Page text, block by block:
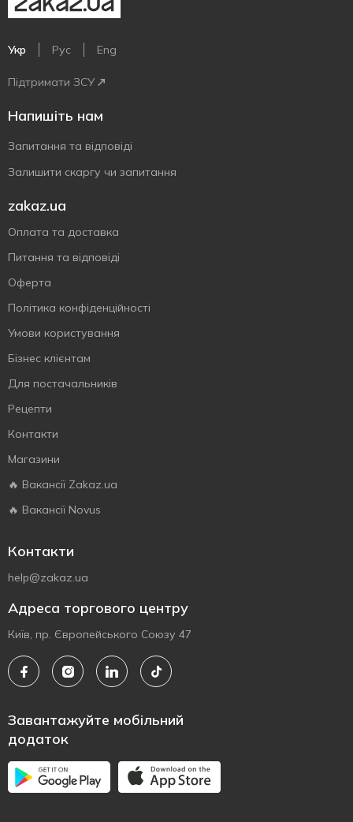
Укр Рус Eng
Підтримати ЗСУ
Напишіть нам
Запитання та відповіді
Залишити скаргу чи запитання
zakaz.ua
Оплата та доставка
Питання та відповіді
Оферта
Політика конфіденційності
Умови користування
Бізнес клієнтам
Для постачальників
Рецепти
Контакти
Магазини
🔥 Вакансії Zakaz.ua
🔥 Вакансії Novus
Контакти
help@zakaz.ua
Адреса торгового центру
Київ, пр. Європейського Союзу 47
Завантажуйте мобільний
додаток